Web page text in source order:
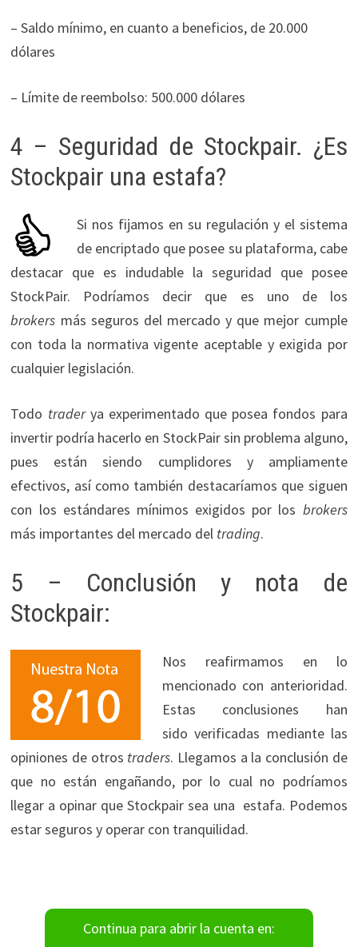
– Saldo mínimo, en cuanto a beneficios, de 20.000
dólares
– Límite de reembolso: 500.000 dólares
4 – Seguridad de Stockpair. ¿Es
Stockpair una estafa?
Si nos fijamos en su regulación y el sistema
de encriptado que posee su plataforma, cabe
destacar que es indudable la seguridad que posee
StockPair. Podríamos decir que es uno de los
brokers más seguros del mercado y que mejor cumple
con toda la normativa vigente aceptable y exigida por
cualquier legislación.
Todo trader ya experimentado que posea fondos para
invertir podría hacerlo en StockPair sin problema alguno,
pues están siendo cumplidores y ampliamente
efectivos, así como también destacaríamos que siguen
con los estándares mínimos exigidos por los brokers
más importantes del mercado del trading.
5 – Conclusión y nota de
Stockpair:
Nos reafirmamos en lo
mencionado con anterioridad.
Estas conclusiones han
sido verificadas mediante las
opiniones de otros traders. Llegamos a la conclusión de
que no están engañando, por lo cual no podríamos
llegar a opinar que Stockpair sea una estafa. Podemos
estar seguros y operar con tranquilidad.
Continua para abrir la cuenta en: